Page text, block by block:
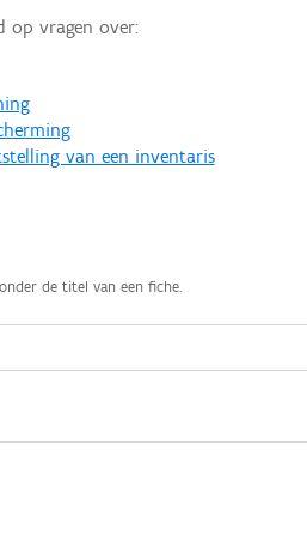
op vragen over:
van een inventaris
de titel van een fiche.